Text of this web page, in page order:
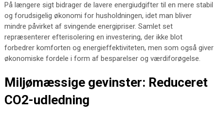
På længere sigt bidrager de lavere energiudgifter til en mere stabil
og forudsigelig økonomi for husholdningen, idet man bliver
mindre påvirket af svingende energipriser. Samlet set
repræsenterer efterisolering en investering, der ikke blot
forbedrer komforten og energieffektiviteten, men som også giver
økonomiske fordele i form af besparelser og værdiforøgelse.
Miljømæssige gevinster: Reduceret
CO2-udledning